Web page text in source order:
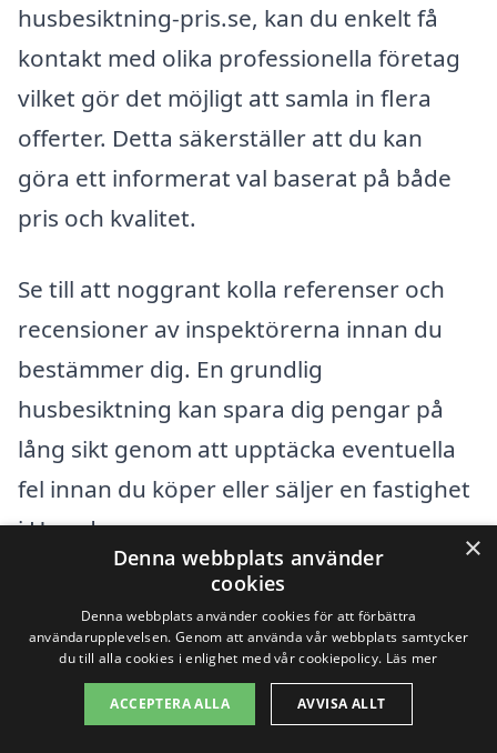
husbesiktning-pris.se, kan du enkelt få
kontakt med olika professionella företag
vilket gör det möjligt att samla in flera
offerter. Detta säkerställer att du kan
göra ett informerat val baserat på både
pris och kvalitet.
Se till att noggrant kolla referenser och
recensioner av inspektörerna innan du
bestämmer dig. En grundlig
husbesiktning kan spara dig pengar på
lång sikt genom att upptäcka eventuella
fel innan du köper eller säljer en fastighet
i Harads.
Få 3 erbjudanden, gratis och utan
förpliktelser
×
Denna webbplats använder
cookies
Denna webbplats använder cookies för att förbättra
användarupplevelsen. Genom att använda vår webbplats samtycker
du till alla cookies i enlighet med vår cookiepolicy. Läs mer
ACCEPTERA ALLA AVVISA ALLT